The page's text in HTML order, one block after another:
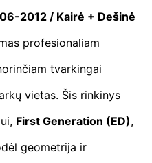
2012 / Kairė + Dešinė
profesionaliam
tvarkingai
vietas. Šis rinkinys
First Generation (ED),
geometrija ir